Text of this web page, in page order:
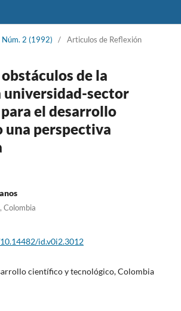
Núm. 2 (1992) / Articulos de Reflexión
de la
sector
el desarrollo
una perspectiva
Colombia
id.v0i2.3012
científico y tecnológico, Colombia